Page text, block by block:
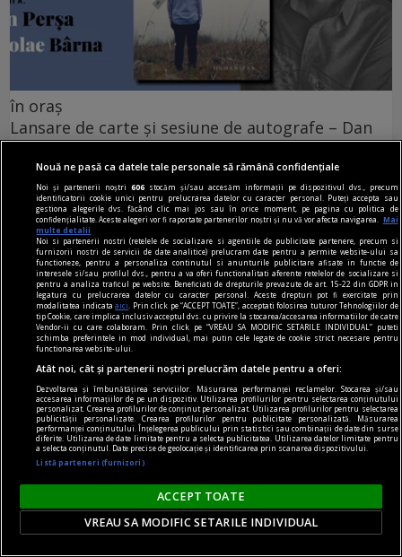
în oraș
Lansare de carte și sesiune de autografe – Dan
Vă invităm joi, 15 februarie, de la ora 18, la
Librăria Humanitas de la Cişmigiu (bd. Regina
Elisabeta nr. 38), la o întâlnire cu Dan Perșa,
autorul romanului Icar 89, publicat în colecția de
literatură contemporană a Editurii Humanitas.
pentru poezie
Nouă ne pasă ca datele tale personale să rămână confidențiale
Noi și partenerii noștri606 stocăm și/sau accesăm informații pe dispozitivul dvs., precum
identificatorii cookie unici pentru prelucrarea datelor cu caracter personal. Puteți accepta sau
gestiona alegerile dvs. făcând clic mai jos sau în orice moment, pe pagina cu politica de
confidențialitate. Aceste alegeri vor fi raportate partenerilor noștri și nu vă vor afecta navigarea.
Mai
multe detalii
Noi si partenerii nostri (retelele de socializare si agentiile de publicitate partenere, precum si
furnizorii nostri de servicii de date analitice) prelucram date pentru a permite website-ului sa
functioneze, pentru a personaliza continutul si anunturile publicitare afisate in functie de
interesele si/sau profilul dvs., pentru a va oferi functionalitati aferente retelelor de socializare si
pentru a analiza traficul pe website. Beneficiati de drepturile prevazute de art. 15-22 din GDPR in
legatura cu prelucrarea datelor cu caracter personal. Aceste drepturi pot fi exercitate prin
modalitatea indicataaici
. Prin click pe “ACCEPT TOATE”, acceptati folosirea tuturor Tehnologiilor de
tip Cookie, care implica inclusiv acceptul dvs. cu privire la stocarea/accesarea informatiilor de catre
Vendor-ii cu care colaboram. Prin click pe “VREAU SA MODIFIC SETARILE INDIVIDUAL” puteti
schimba preferintele in mod individual, mai putin cele legate de cookie strict necesare pentru
functionarea website-ului.
Atât noi, cât și partenerii noștri prelucrăm datele pentru a oferi:
Dezvoltarea și îmbunătățirea serviciilor. Măsurarea performanței reclamelor. Stocarea și/sau
accesarea informațiilor de pe un dispozitiv. Utilizarea profilurilor pentru selectarea conținutului
personalizat. Crearea profilurilor de conținut personalizat. Utilizarea profilurilor pentru selectarea
publicității personalizate. Crearea profilurilor pentru publicitate personalizată. Măsurarea
performanței conținutului. Înțelegerea publicului prin statistici sau combinații de date din surse
diferite. Utilizarea de date limitate pentru a selecta publicitatea. Utilizarea datelor limitate pentru
a selecta conținutul. Date precise de geolocație și identificarea prin scanarea dispozitivului.
Listă parteneri (furnizori)
ACCEPT TOATE
VREAU SA MODIFIC SETARILE INDIVIDUAL